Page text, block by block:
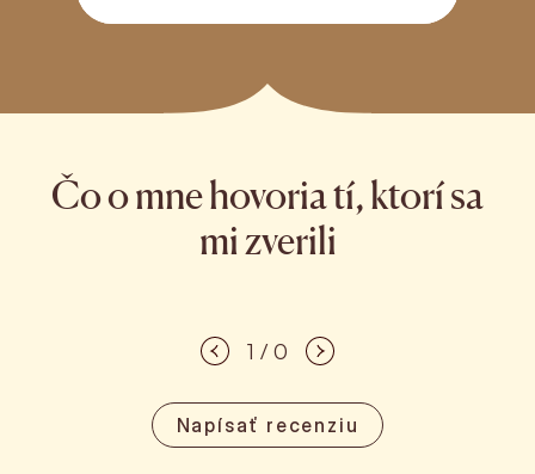
Čo o mne hovoria tí, ktorí sa
mi zverili
1 / 0
Napísať recenziu